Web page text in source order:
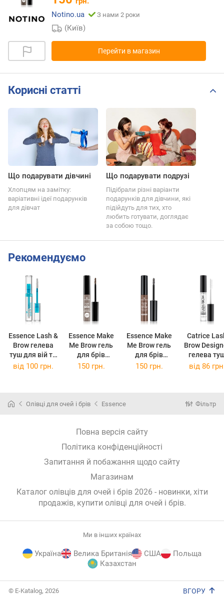
Notino.ua
З нами 2 роки
(Київ)
Перейти в магазин
Корисні статті
Що подарувати дівчині
Хлопцям на замітку:
варіативні ідеї подарунків
для дівчат
Що подарувати подрузі
Підібрали різні варіанти
подарунків для дівчини, які
підійдуть для тих, хто
любить готувати, доглядає
за собою тощо.
Рекомендуємо
Essence Lash &
Brow гелева
туш для вій та
брів 9 мл
Essence Make
Me Brow гель
для брів
відтінок 01
Essence Make
Me Brow гель
для брів
відтінок 02
Catrice
Brow
гелева
для вій та
від 100 грн. 150 грн. 150 грн. від 86
Олівці для очей і брів Essence Фільтр
Повна версія сайту
Політика конфіденційності
Запитання й побажання щодо сайту
Магазинам
Каталог олівців для очей і брів 2026 - новинки, хіти
продажів, купити олівці для очей і брів.
Ми в інших країнах
Україна Велика Британія США
Польща
Казахстан
© E-Katalog, 2026 ВГОРУ